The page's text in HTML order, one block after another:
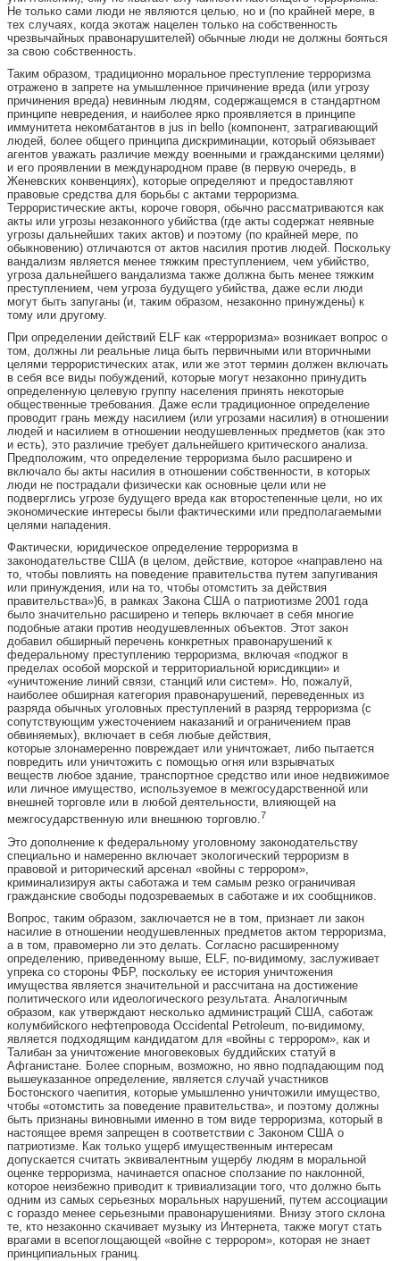
Не только сами люди не являются целью, но и (по крайней мере, в
тех случаях, когда экотаж нацелен только на собственность
чрезвычайных правонарушителей) обычные люди не должны бояться
за свою собственность.
Таким образом, традиционно моральное преступление терроризма
отражено в запрете на умышленное причинение вреда (или угрозу
причинения вреда) невинным людям, содержащемся в стандартном
принципе невредения, и наиболее ярко проявляется в принципе
иммунитета некомбатантов в jus in bello (компонент, затрагивающий
людей, более общего принципа дискриминации, который обязывает
агентов уважать различие между военными и гражданскими целями)
и его проявлении в международном праве (в первую очередь, в
Женевских конвенциях), которые определяют и предоставляют
правовые средства для борьбы с актами терроризма.
Террористические акты, короче говоря, обычно рассматриваются как
акты или угрозы незаконного убийства (где акты содержат неявные
угрозы дальнейших таких актов) и поэтому (по крайней мере, по
обыкновению) отличаются от актов насилия против людей. Поскольку
вандализм является менее тяжким преступлением, чем убийство,
угроза дальнейшего вандализма также должна быть менее тяжким
преступлением, чем угроза будущего убийства, даже если люди
могут быть запуганы (и, таким образом, незаконно принуждены) к
тому или другому.
При определении действий ELF как «терроризма» возникает вопрос о
том, должны ли реальные лица быть первичными или вторичными
целями террористических атак, или же этот термин должен включать
в себя все виды побуждений, которые могут незаконно принудить
определенную целевую группу населения принять некоторые
общественные требования. Даже если традиционное определение
проводит грань между насилием (или угрозами насилия) в отношении
людей и насилием в отношении неодушевленных предметов (как это
и есть), это различие требует дальнейшего критического анализа.
Предположим, что определение терроризма было расширено и
включало бы акты насилия в отношении собственности, в которых
люди не пострадали физически как основные цели или не
подверглись угрозе будущего вреда как второстепенные цели, но их
экономические интересы были фактическими или предполагаемыми
целями нападения.
Фактически, юридическое определение терроризма в
законодательстве США (в целом, действие, которое «направлено на
то, чтобы повлиять на поведение правительства путем запугивания
или принуждения, или на то, чтобы отомстить за действия
правительства»)6, в рамках Закона США о патриотизме 2001 года
было значительно расширено и теперь включает в себя многие
подобные атаки против неодушевленных объектов. Этот закон
добавил обширный перечень конкретных правонарушений к
федеральному преступлению терроризма, включая «поджог в
пределах особой морской и территориальной юрисдикции» и
«уничтожение линий связи, станций или систем». Но, пожалуй,
наиболее обширная категория правонарушений, переведенных из
разряда обычных уголовных преступлений в разряд терроризма (с
сопутствующим ужесточением наказаний и ограничением прав
обвиняемых), включает в себя любые действия,
которые злонамеренно повреждает или уничтожает, либо пытается
повредить или уничтожить с помощью огня или взрывчатых
веществ любое здание, транспортное средство или иное недвижимое
или личное имущество, используемое в межгосударственной или
внешней торговле или в любой деятельности, влияющей на
межгосударственную или внешнюю торговлю.7
Это дополнение к федеральному уголовному законодательству
специально и намеренно включает экологический терроризм в
правовой и риторический арсенал «войны с террором»,
криминализируя акты саботажа и тем самым резко ограничивая
гражданские свободы подозреваемых в саботаже и их сообщников.
Вопрос, таким образом, заключается не в том, признает ли закон
насилие в отношении неодушевленных предметов актом терроризма,
а в том, правомерно ли это делать. Согласно расширенному
определению, приведенному выше, ELF, по-видимому, заслуживает
упрека со стороны ФБР, поскольку ее история уничтожения
имущества является значительной и рассчитана на достижение
политического или идеологического результата. Аналогичным
образом, как утверждают несколько администраций США, саботаж
колумбийского нефтепровода Occidental Petroleum, по-видимому,
является подходящим кандидатом для «войны с террором», как и
Талибан за уничтожение многовековых буддийских статуй в
Афганистане. Более спорным, возможно, но явно подпадающим под
вышеуказанное определение, является случай участников
Бостонского чаепития, которые умышленно уничтожили имущество,
чтобы «отомстить за поведение правительства», и поэтому должны
быть признаны виновными именно в том виде терроризма, который в
настоящее время запрещен в соответствии с Законом США о
патриотизме. Как только ущерб имущественным интересам
допускается считать эквивалентным ущербу людям в моральной
оценке терроризма, начинается опасное сползание по наклонной,
которое неизбежно приводит к тривиализации того, что должно быть
одним из самых серьезных моральных нарушений, путем ассоциации
с гораздо менее серьезными правонарушениями. Внизу этого склона
те, кто незаконно скачивает музыку из Интернета, также могут стать
врагами в всепоглощающей «войне с террором», которая не знает
принципиальных границ.